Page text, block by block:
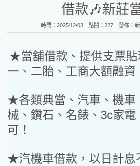
借款🎶新莊
時間：2025/12/03 點閱：227 發佈：
★當舖借款、提供支票貼
一、二胎、工商大額融資
★各類典當、汽車、機車
械、鑽石、名錶、3c家電
可！
★汽機車借款，以日計息